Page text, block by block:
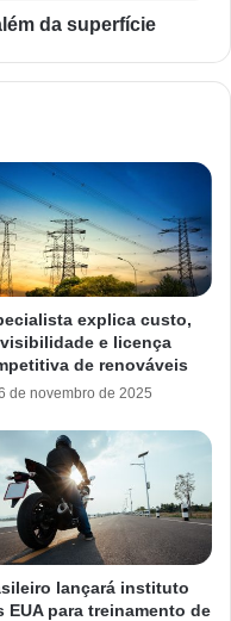
da superfície
explica custo,
e licença
de renováveis
de novembro de 2025
lançará instituto
EUA para treinamento de